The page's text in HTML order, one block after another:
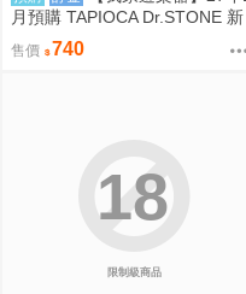
月預購 TAPIOCA Dr.STONE 新
石紀 冬裝斗篷布偶 娃娃 6款可選
售價 740
限制級商品
18